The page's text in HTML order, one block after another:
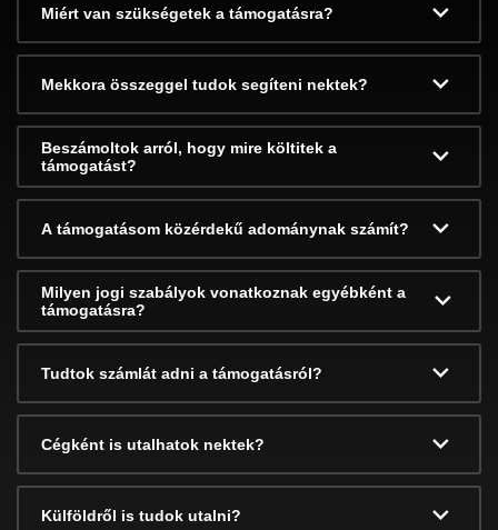
Miért van szükségetek a támogatásra?
Mekkora összeggel tudok segíteni nektek?
Beszámoltok arról, hogy mire költitek a
támogatást?
A támogatásom közérdekű adománynak számít?
Milyen jogi szabályok vonatkoznak egyébként a
támogatásra?
Tudtok számlát adni a támogatásról?
Cégként is utalhatok nektek?
Külföldről is tudok utalni?